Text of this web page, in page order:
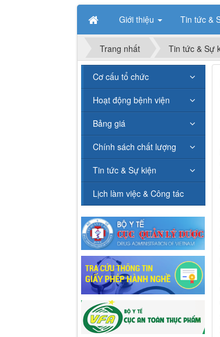
Giới thiệu Tin tức &
Trang nhất Tin tức & Sự
Cơ cấu tổ chức
Hoạt động bệnh viện
Bảng giá
Chính sách chất lượng
Tin tức & Sự kiện
Lịch làm việc & Công tác